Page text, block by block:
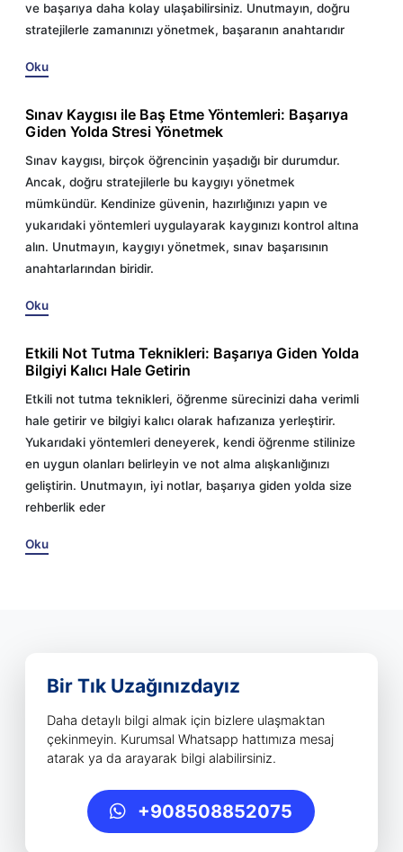
ve başarıya daha kolay ulaşabilirsiniz. Unutmayın, doğru
stratejilerle zamanınızı yönetmek, başaranın anahtarıdır
Oku
Sınav Kaygısı ile Baş Etme Yöntemleri: Başarıya
Giden Yolda Stresi Yönetmek
Sınav kaygısı, birçok öğrencinin yaşadığı bir durumdur.
Ancak, doğru stratejilerle bu kaygıyı yönetmek
mümkündür. Kendinize güvenin, hazırlığınızı yapın ve
yukarıdaki yöntemleri uygulayarak kaygınızı kontrol altına
alın. Unutmayın, kaygıyı yönetmek, sınav başarısının
anahtarlarından biridir.
Oku
Etkili Not Tutma Teknikleri: Başarıya Giden Yolda
Bilgiyi Kalıcı Hale Getirin
Etkili not tutma teknikleri, öğrenme sürecinizi daha verimli
hale getirir ve bilgiyi kalıcı olarak hafızanıza yerleştirir.
Yukarıdaki yöntemleri deneyerek, kendi öğrenme stilinize
en uygun olanları belirleyin ve not alma alışkanlığınızı
geliştirin. Unutmayın, iyi notlar, başarıya giden yolda size
rehberlik eder
Oku
Bir Tık Uzağınızdayız
Daha detaylı bilgi almak için bizlere ulaşmaktan
çekinmeyin. Kurumsal Whatsapp hattımıza mesaj
atarak ya da arayarak bilgi alabilirsiniz.
+908508852075